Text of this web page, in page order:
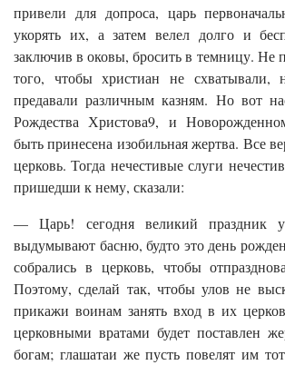
привели для допроса, царь
укорять их, а затем велел долго и
заключив в оковы, бросить в темницу. Не
того, чтобы христиан не
предавали различным казням. Но вот
Рождества Христова9, и
быть принесена изобильная жертва. Все
церковь. Тогда нечестивые слуги
пришедши к нему, сказали:
— Царь! сегодня великий праздник
выдумывают басню, будто это день
собрались в церковь, чтобы
Поэтому, сделай так, чтобы улов не
прикажи воинам занять вход в их
церковными вратами будет поставлен
богам; глашатаи же пусть повелят им